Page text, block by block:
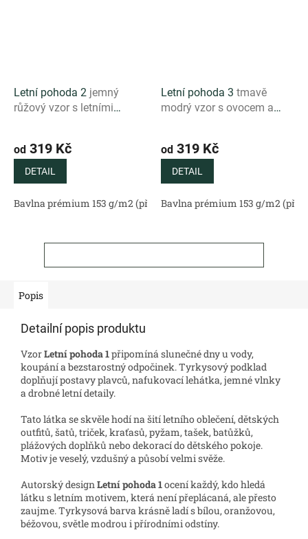
Letní pohoda 2 jemný
růžový vzor s letními
od 319 Kč
DETAIL
Bavlna prémium 153 g/m2 (přírodní) Bavlněný satén 130 g/
Letní pohoda 3 tmavě
modrý vzor s ovocem a
od 319 Kč
DETAIL
Bavlna prémium 153 g/m2
Popis
Detailní popis produktu
VzorLetní pohoda 1připomíná slunečné dny u vody,
koupání a bezstarostný odpočinek. Tyrkysový podklad
doplňují postavy plavců, nafukovací lehátka, jemné vlnky
a drobné letní detaily.
Tato látka se skvěle hodí na šití letního oblečení, dětských
outfitů, šatů, triček, kraťasů, pyžam, tašek, batůžků,
plážových doplňků nebo dekorací do dětského pokoje.
Motiv je veselý, vzdušný a působí velmi svěže.
Autorský design Letní pohoda 1ocení každý, kdo hledá
látku s letním motivem, která není přeplácaná, ale přesto
zaujme. Tyrkysová barva krásně ladí s bílou, oranžovou,
béžovou, světle modrou i přírodními odstíny.